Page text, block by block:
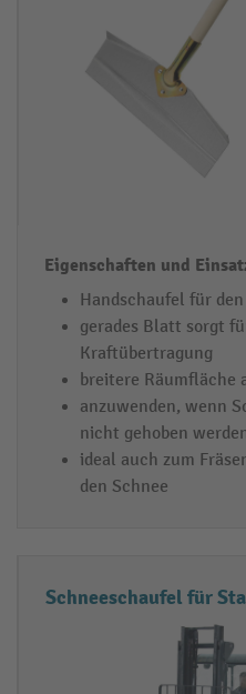
r
e
t
Handschaufel für
gerades Blatt sorgt
Kraftübertragung
breitere Räumfläche
anzuwenden, wenn
nicht gehoben
ideal auch zum
den Schnee
Schneeschaufel für